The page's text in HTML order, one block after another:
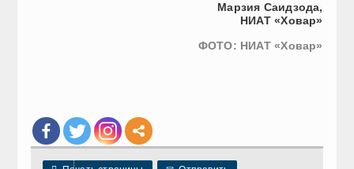
Марзия Саидзода,
НИАТ «Ховар»
ФОТО: НИАТ «Ховар»